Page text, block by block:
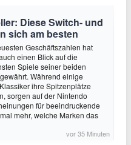
Diese Switch- und
sich am besten
Geschäftszahlen hat
einen Blick auf die
Spiele seiner beiden
Während einige
ihre Spitzenplätze
sorgen auf der Nintendo
für beeindruckende
mehr, welche Marken das
vor 35 Minuten